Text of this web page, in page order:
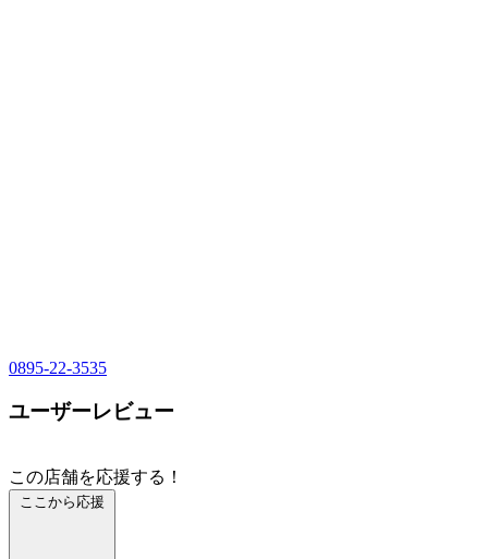
0895-22-3535
ユーザーレビュー
この店舗を応援する！
ここから応援